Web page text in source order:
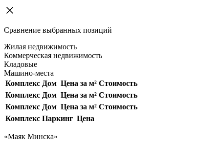
Сравнение выбранных позиций
Жилая недвижимость
Коммерческая недвижимость
Кладовые
Машино-места
Комплекс Дом Цена за м² Стоимость
Комплекс Дом Цена за м² Стоимость
Комплекс Дом Цена за м² Стоимость
Комплекс Паркинг Цена
«Маяк Минска»